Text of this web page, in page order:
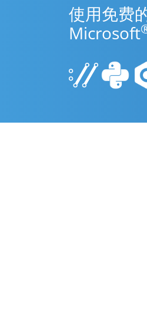
使用免费
Microsoft